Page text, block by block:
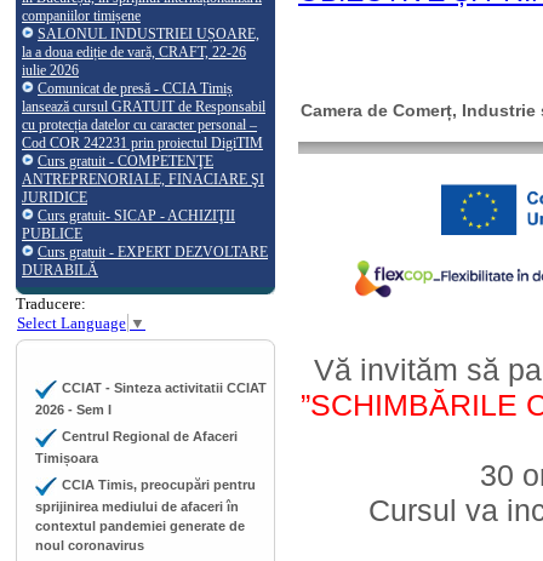
companiilor timișene
SALONUL INDUSTRIEI UȘOARE,
la a doua ediție de vară, CRAFT, 22-26
iulie 2026
Comunicat de presă - CCIA Timiș
lansează cursul GRATUIT de Responsabil
cu protecția datelor cu caracter personal –
Cod COR 242231 prin proiectul DigiTIM
Curs gratuit - COMPETENŢE
ANTREPRENORIALE, FINACIARE ŞI
JURIDICE
Curs gratuit- SICAP - ACHIZIŢII
PUBLICE
Curs gratuit - EXPERT DEZVOLTARE
DURABILĂ
Traducere:
Select Language ▼
CCIAT - Sinteza activitatii CCIAT
2026 - Sem I
Centrul Regional de Afaceri
Timișoara
CCIA Timis, preocupări pentru
sprijinirea mediului de afaceri în
contextul pandemiei generate de
noul coronavirus
Camera de Comerț,
Vă invităm să
”SCHIMBĂRILE
30
Cursul va